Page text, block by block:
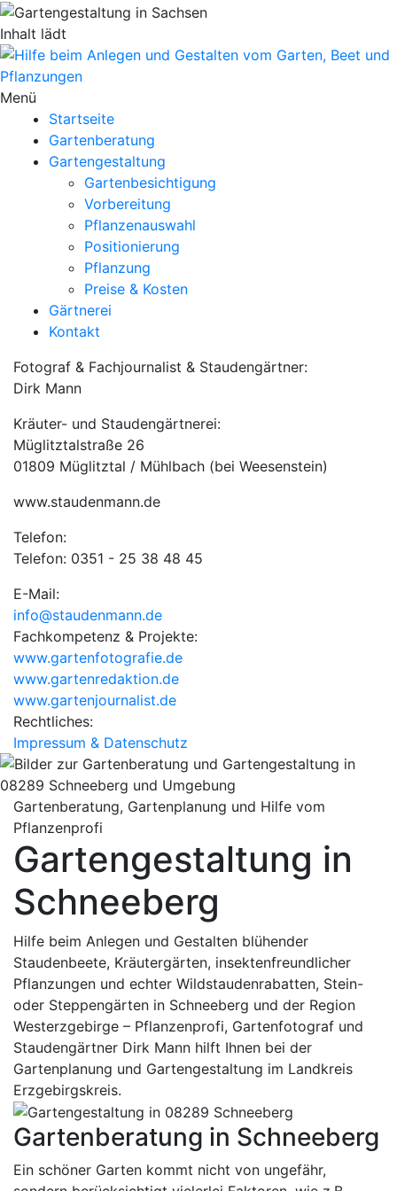
Inhalt lädt
Menü
Startseite
Gartenberatung
Gartengestaltung
Gartenbesichtigung
Vorbereitung
Pflanzenauswahl
Positionierung
Pflanzung
Preise & Kosten
Gärtnerei
Kontakt
Fotograf & Fachjournalist & Staudengärtner:
Dirk Mann
Kräuter- und Staudengärtnerei:
Müglitztalstraße 26
01809 Müglitztal / Mühlbach (bei Weesenstein)
www.staudenmann.de
Telefon:
Telefon: 0351 - 25 38 48 45
E-Mail:
info@staudenmann.de
Fachkompetenz & Projekte:
www.gartenfotografie.de
www.gartenredaktion.de
www.gartenjournalist.de
Rechtliches:
Impressum & Datenschutz
Gartenberatung, Gartenplanung und Hilfe vom
Pflanzenprofi
Gartengestaltung in
Schneeberg
Hilfe beim Anlegen und Gestalten blühender
Staudenbeete, Kräutergärten, insektenfreundlicher
Pflanzungen und echter Wildstaudenrabatten, Stein-
oder Steppengärten in Schneeberg und der Region
Westerzgebirge – Pflanzenprofi, Gartenfotograf und
Staudengärtner Dirk Mann hilft Ihnen bei der
Gartenplanung und Gartengestaltung im Landkreis
Erzgebirgskreis.
Gartenberatung in Schneeberg
Ein schöner Garten kommt nicht von ungefähr,